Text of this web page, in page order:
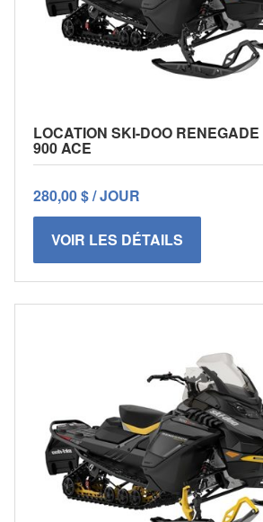
LOCATION SKI-DOO
900 ACE
280,00 $ / JOUR
VOIR LES DÉTAILS